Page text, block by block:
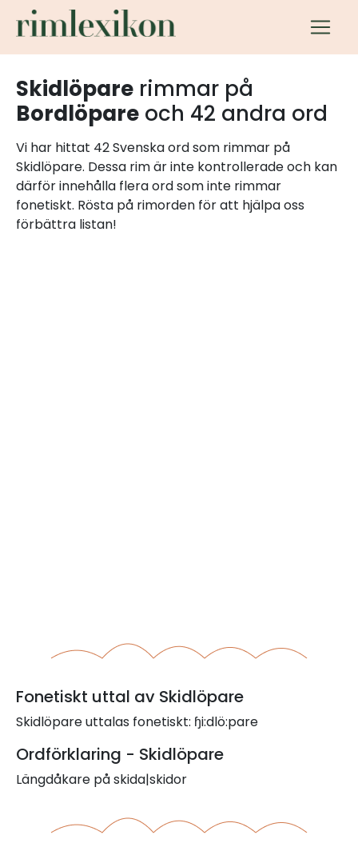
Skidlöpare rimmar på
Bordlöpare och 42 andra ord
Vi har hittat 42 Svenska ord som rimmar på
Skidlöpare. Dessa rim är inte kontrollerade och kan
därför innehålla flera ord som inte rimmar
fonetiskt. Rösta på rimorden för att hjälpa oss
förbättra listan!
Fonetiskt uttal av Skidlöpare
Skidlöpare uttalas fonetiskt: ɧi:dlö:pare
Ordförklaring - Skidlöpare
Längdåkare på skida|skidor